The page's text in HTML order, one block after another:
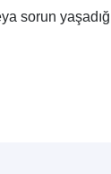
sorun